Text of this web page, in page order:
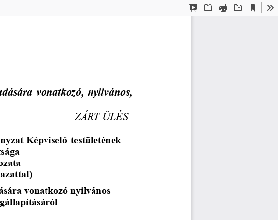
Presentation
OpenPrint Download
Current
View
vonatkozó, nyilvános,
ZÁRT ÜLÉS
Képviselő-testületének
vonatkozó nyilvános